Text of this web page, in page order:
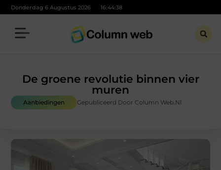
Donderdag 6 Augustus 2026 16:44:39
De groene revolutie binnen vier
muren
Aanbiedingen Gepubliceerd Door Column Web.nl